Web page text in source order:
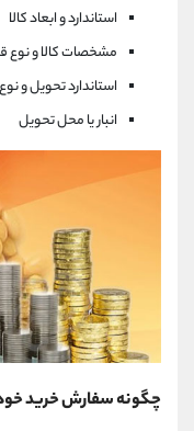
استاندارد و ابعاد کالا
مشخصات کالا و نوع
استاندارد تحویل و
انبار یا محل تحویل
چگونه سفارش خرید خود